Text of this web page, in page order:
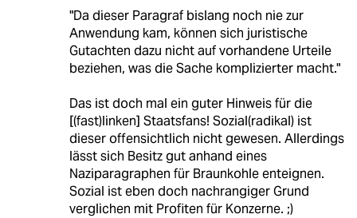
"Da dieser Paragraf bislang noch nie zur
Anwendung kam, können sich juristische
Gutachten dazu nicht auf vorhandene Urteile
beziehen, was die Sache komplizierter macht."
Das ist doch mal ein guter Hinweis für die
[(fast)linken] Staatsfans! Sozial(radikal) ist
dieser offensichtlich nicht gewesen. Allerdings
lässt sich Besitz gut anhand eines
Naziparagraphen für Braunkohle enteignen.
Sozial ist eben doch nachrangiger Grund
verglichen mit Profiten für Konzerne. ;)